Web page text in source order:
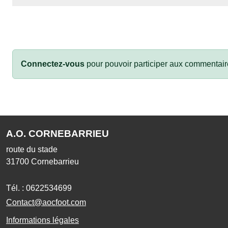
Connectez-vous pour pouvoir participer aux
A.O. CORNEBARRIEU
route du stade
31700 Cornebarrieu
Tél. : 0622534699
Contact@aocfoot.com
Informations légales